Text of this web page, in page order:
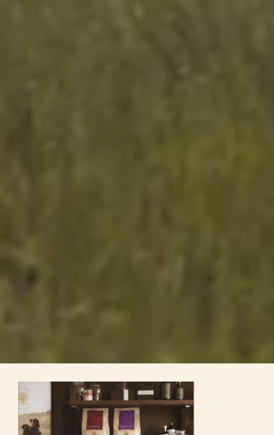
Queres